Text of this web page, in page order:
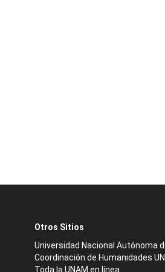
Otros Sitios
Universidad Nacional Autónoma
Coordinación de Humanidades
Toda la UNAM en línea